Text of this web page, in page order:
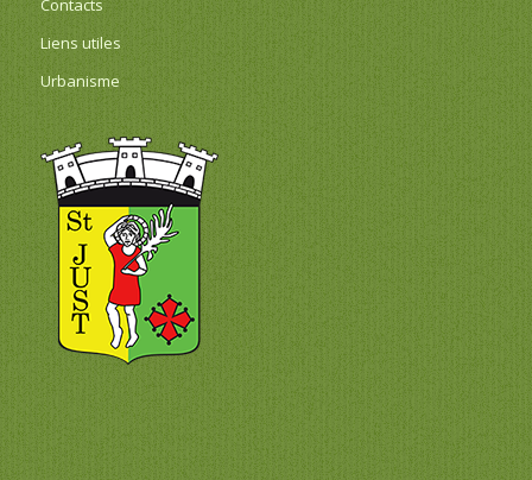
Contacts
Liens utiles
Urbanisme